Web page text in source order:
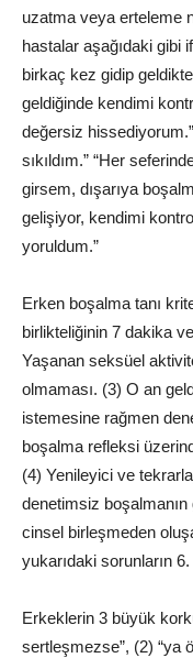
uzatma veya erteleme
hastalar aşağıdaki gibi
birkaç kez gidip
geldiğinde kendimi
değersiz
sıkıldım.” “Her
girsem, dışarıya
gelişiyor, kendimi
yoruldum.”
Erken boşalma tanı
birlikteliğinin 7 dakika
Yaşanan seksüel
olmaması. (3) O an
istemesine rağmen
boşalma refleksi
(4) Yenileyici ve
denetimsiz
cinsel birleşmeden
yukarıdaki sorunların
Erkeklerin 3 büyük
sertleşmezse”, (2) “ya